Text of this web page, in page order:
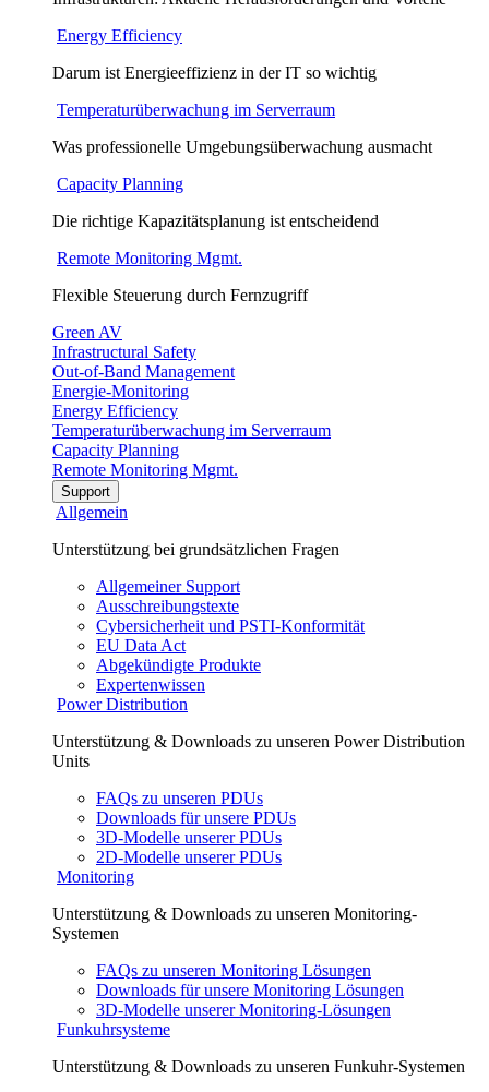
Energy Efficiency
Darum ist Energieeffizienz in der IT so wichtig
Temperaturüberwachung im Serverraum
Was professionelle Umgebungsüberwachung ausmacht
Capacity Planning
Die richtige Kapazitätsplanung ist entscheidend
Remote Monitoring Mgmt.
Flexible Steuerung durch Fernzugriff
Green AV
Infrastructural Safety
Out-of-Band Management
Energie-Monitoring
Energy Efficiency
Temperaturüberwachung im Serverraum
Capacity Planning
Remote Monitoring Mgmt.
Support
Allgemein
Unterstützung bei grundsätzlichen Fragen
Allgemeiner Support
Ausschreibungstexte
Cybersicherheit und PSTI-Konformität
EU Data Act
Abgekündigte Produkte
Expertenwissen
Power Distribution
Unterstützung & Downloads zu unseren Power Distribution
Units
FAQs zu unseren PDUs
Downloads für unsere PDUs
3D-Modelle unserer PDUs
2D-Modelle unserer PDUs
Monitoring
Unterstützung & Downloads zu unseren Monitoring-
Systemen
FAQs zu unseren Monitoring Lösungen
Downloads für unsere Monitoring Lösungen
3D-Modelle unserer Monitoring-Lösungen
Funkuhrsysteme
Unterstützung & Downloads zu unseren Funkuhr-Systemen